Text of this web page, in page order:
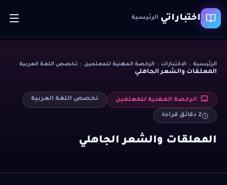
اختباراتي الرئيسية
الرئيسية الاختبارات الرخصة المهنية للمعلمين تخصص اللغة العربية
المعلقات والشعر الجاهلي
الرخصة المهنية للمعلمين تخصص اللغة العربية
2 دقائق قراءة
المعلقات والشعر الجاهلي